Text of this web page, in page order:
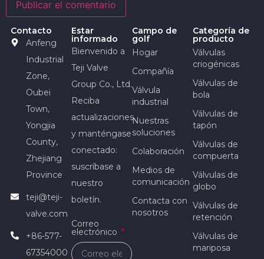
Contacto
Anfeng
Industrial
Zone,
Oubei
Town,
Yongjia
County,
Zhejiang
Province
teji@teji-
valve.com
+86-577-
67354000
Estar
informado
Bienvenido a
Teji Valve
Group Co., Ltd.
Reciba
actualizaciones
y manténgase
conectado:
suscríbase a
nuestro
boletín.
Correo
electrónico
Campo de
golf
Hogar
Compañía
Válvula
industrial
Nuestras
soluciones
Colaboración
Medios de
comunicación
Contacta con
nosotros
Categoría de
producto
Válvulas
criogénicas
Válvulas de
bola
Válvulas de
tapón
Válvulas de
compuerta
Válvulas de
globo
Válvulas de
retención
Válvulas de
mariposa